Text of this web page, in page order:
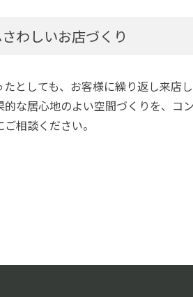
わしいお店づくり
としても、お客様に繰り返し来店
な居心地のよい空間づくりを、コ
相談ください。